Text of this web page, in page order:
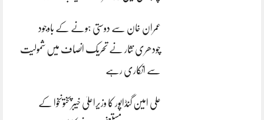
عمران خان سے دوستی ہونے کے باوجود
چودھری نثار نے تحریک انصاف میں شمولیت
سے انکاری رہے
علی امین گنڈاپور کا وزیراعلیٰ خیبرپختونخوا کے